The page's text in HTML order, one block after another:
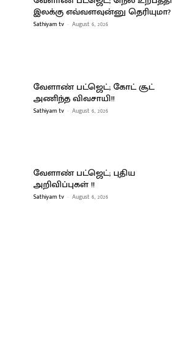
இலக்கு எவ்வளவுன்னு தெரியுமா?
Sathiyam tv - August 6, 2026
வேளாண் பட்ஜெட்; கோட் சூட்
அணிந்த விவசாயி!!
Sathiyam tv - August 6, 2026
வேளாண் பட்ஜெட்; புதிய
அறிவிப்புகள் !!
Sathiyam tv - August 6, 2026